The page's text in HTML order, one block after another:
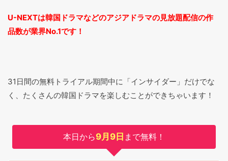
U-NEXTは韓国ドラマなどのアジアドラマの見放題配信の作
品数が業界No.1です！
31日間の無料トライアル期間中に「インサイダー」だけでな
く、たくさんの韓国ドラマを楽しむことができちゃいます！
本日から9月9日 まで無料！